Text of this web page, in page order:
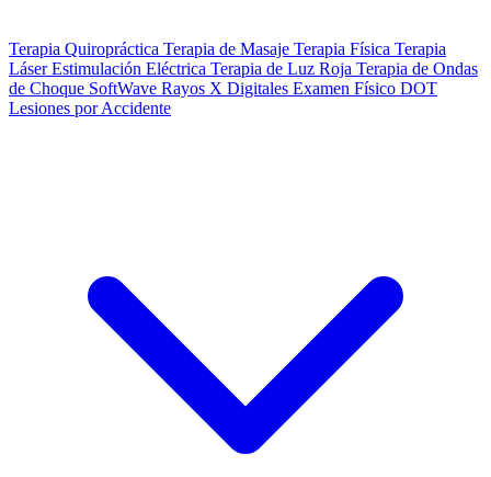
Terapia Quiropráctica Terapia de Masaje Terapia Física Terapia
LáserEstimulación Eléctrica Terapia de Luz Roja Terapia de Ondas
de Choque SoftWave Rayos X Digitales Examen Físico DOT
Lesiones por Accidente